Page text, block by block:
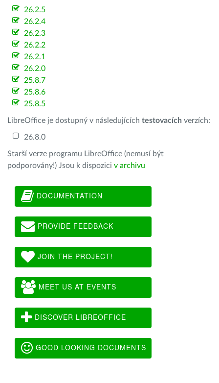
26.2.5
26.2.4
26.2.3
26.2.2
26.2.1
26.2.0
25.8.7
25.8.6
25.8.5
LibreOffice je dostupný v následujících testovacích verzích:
26.8.0
Starší verze programu LibreOffice (nemusí být
podporovány!) Jsou k dispozici v archivu
DOCUMENTATION
PROVIDE FEEDBACK
JOIN THE PROJECT!
MEET US AT EVENTS
DISCOVER LIBREOFFICE
GOOD LOOKING DOCUMENTS